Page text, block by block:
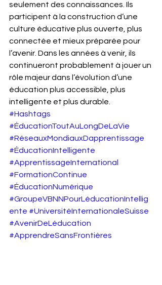
seulement des connaissances. Ils
participent à la construction d’une
culture éducative plus ouverte, plus
connectée et mieux préparée pour
l’avenir. Dans les années à venir, ils
continueront probablement à jouer un
rôle majeur dans l’évolution d’une
éducation plus accessible, plus
intelligente et plus durable.
#Hashtags
#ÉducationToutAuLongDeLaVie
#RéseauxMondiauxDapprentissage
#ÉducationIntelligente
#ApprentissageInternational
#FormationContinue
#ÉducationNumérique
#GroupeVBNNPourLéducationIntellig
ente #UniversitéInternationaleSuisse
#AvenirDeLéducation
#ApprendreSansFrontières